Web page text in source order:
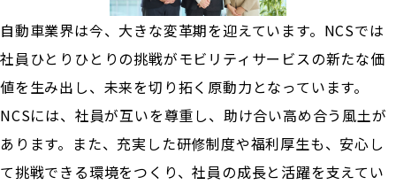
自動車業界は今、大きな変革期を迎えています。NCSでは
社員ひとりひとりの挑戦がモビリティサービスの新たな価
値を生み出し、未来を切り拓く原動力となっています。
NCSには、社員が互いを尊重し、助け合い高め合う風土が
あります。また、充実した研修制度や福利厚生も、安心し
て挑戦できる環境をつくり、社員の成長と活躍を支えてい